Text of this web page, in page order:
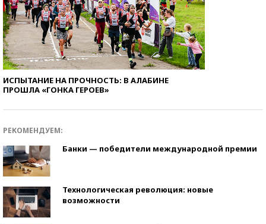
ИСПЫТАНИЕ НА ПРОЧНОСТЬ: В АЛАБИНЕ
ПРОШЛА «ГОНКА ГЕРОЕВ»
РЕКОМЕНДУЕМ:
Банки — победители международной премии
Технологическая революция: новые
возможности